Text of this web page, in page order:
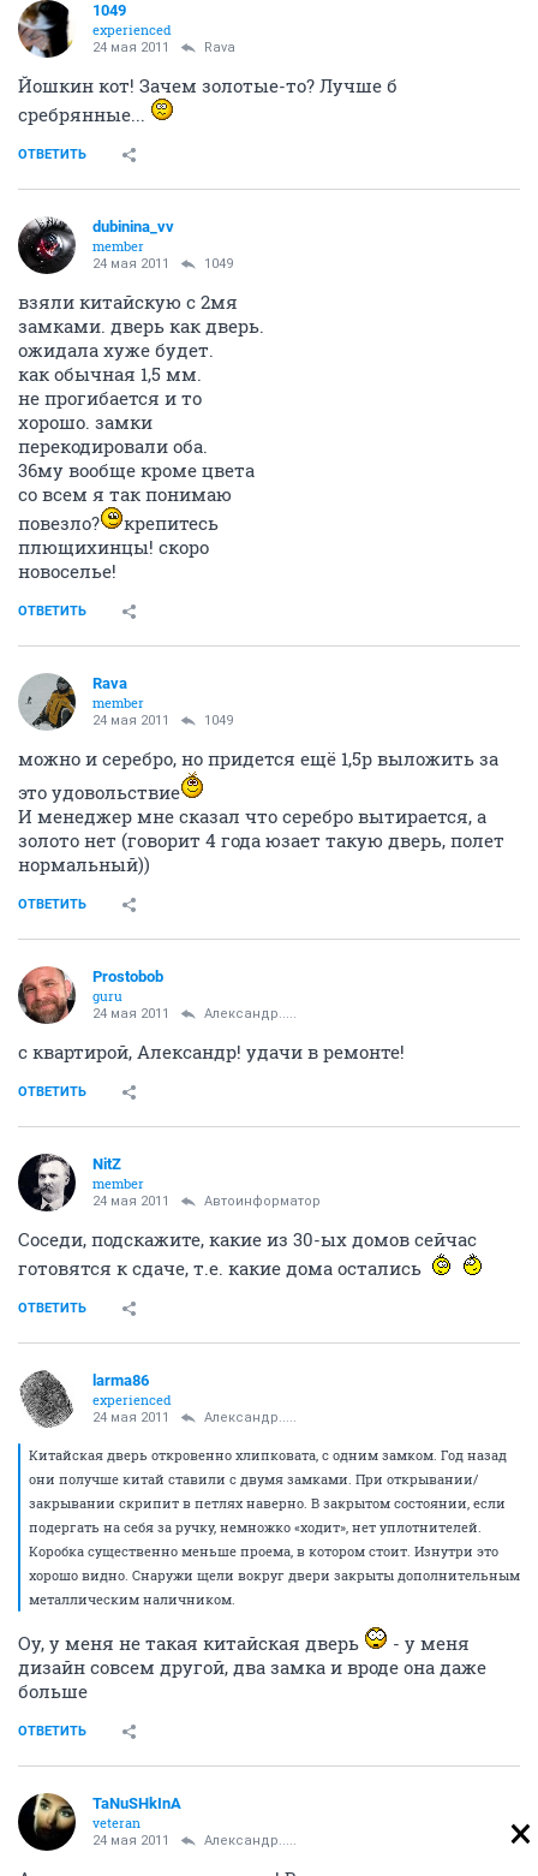
1049
experienced
24 мая 2011 Rava
Йошкин кот! Зачем золотые-то? Лучше б
сребрянные...
ОТВЕТИТЬ
dubinina_vv
member
24 мая 2011 1049
взяли китайскую с 2мя
замками. дверь как дверь.
ожидала хуже будет.
как обычная 1,5 мм.
не прогибается и то
хорошо. замки
перекодировали оба.
36му вообще кроме цвета
со всем я так понимаю
повезло?
крепитесь
плющихинцы! скоро
новоселье!
ОТВЕТИТЬ
Rava
member
24 мая 2011 1049
можно и серебро, но придется ещё 1,5р выложить за
это удовольствие
И менеджер мне сказал что серебро вытирается, а
золото нет (говорит 4 года юзает такую дверь, полет
нормальный))
ОТВЕТИТЬ
Prostobob
guru
24 мая 2011 Александр.....
с квартирой, Александр! удачи в ремонте!
ОТВЕТИТЬ
NitZ
member
24 мая 2011 Автоинформатор
Соседи, подскажите, какие из 30-ых домов сейчас
готовятся к сдаче, т.е. какие дома остались
ОТВЕТИТЬ
larma86
experienced
24 мая 2011 Александр.....
Китайская дверь откровенно хлипковата, с одним замком. Год назад
они получше китай ставили с двумя замками. При открывании/
закрывании скрипит в петлях наверно. В закрытом состоянии, если
подергать на себя за ручку, немножко «ходит», нет уплотнителей.
Коробка существенно меньше проема, в котором стоит. Изнутри это
хорошо видно. Снаружи щели вокруг двери закрыты дополнительным
металлическим наличником.
Оу, у меня не такая китайская дверь
- у меня
дизайн совсем другой, два замка и вроде она даже
больше
ОТВЕТИТЬ
TaNuSHkInA
veteran
24 мая 2011 Александр.....